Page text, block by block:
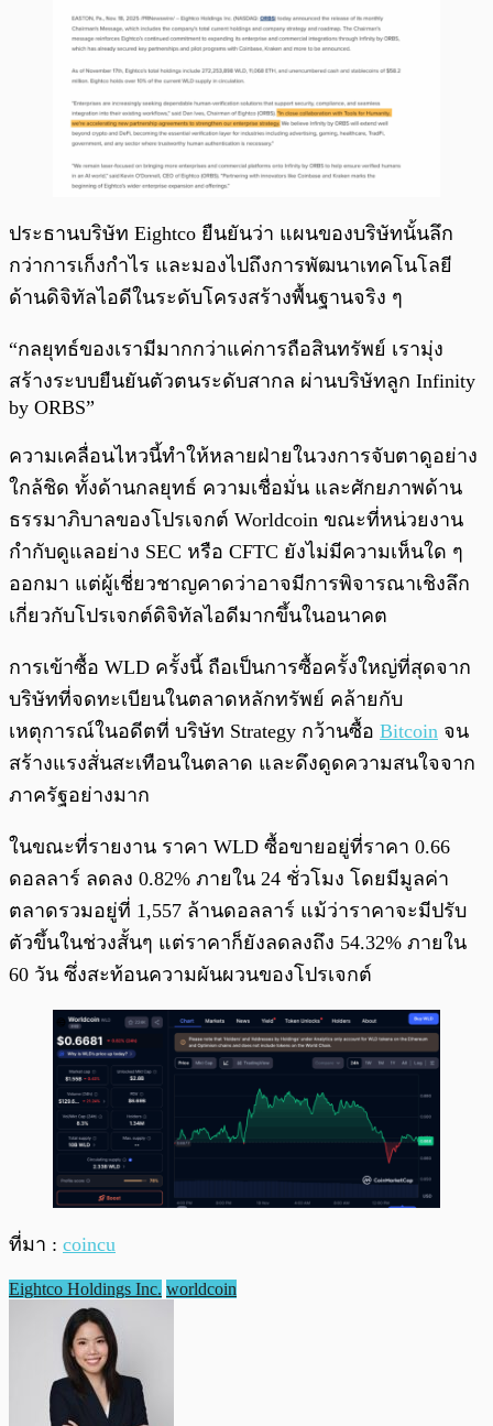
ประธานบริษัท Eightco ยืนยันว่า แผนของบริษัทนั้นลึก
กว่าการเก็งกำไร และมองไปถึงการพัฒนาเทคโนโลยี
ด้านดิจิทัลไอดีในระดับโครงสร้างพื้นฐานจริง ๆ
“กลยุทธ์ของเรามีมากกว่าแค่การถือสินทรัพย์ เรามุ่ง
สร้างระบบยืนยันตัวตนระดับสากล ผ่านบริษัทลูก Infinity
by ORBS”
ความเคลื่อนไหวนี้ทำให้หลายฝ่ายในวงการจับตาดูอย่าง
ใกล้ชิด ทั้งด้านกลยุทธ์ ความเชื่อมั่น และศักยภาพด้าน
ธรรมาภิบาลของโปรเจกต์ Worldcoin ขณะที่หน่วยงาน
กำกับดูแลอย่าง SEC หรือ CFTC ยังไม่มีความเห็นใด ๆ
ออกมา แต่ผู้เชี่ยวชาญคาดว่าอาจมีการพิจารณาเชิงลึก
เกี่ยวกับโปรเจกต์ดิจิทัลไอดีมากขึ้นในอนาคต
การเข้าซื้อ WLD ครั้งนี้ ถือเป็นการซื้อครั้งใหญ่ที่สุดจาก
บริษัทที่จดทะเบียนในตลาดหลักทรัพย์ คล้ายกับ
เหตุการณ์ในอดีตที่ บริษัท Strategy กว้านซื้อ Bitcoin จน
สร้างแรงสั่นสะเทือนในตลาด และดึงดูดความสนใจจาก
ภาครัฐอย่างมาก
ในขณะที่รายงาน ราคา WLD ซื้อขายอยู่ที่ราคา 0.66
ดอลลาร์ ลดลง 0.82% ภายใน 24 ชั่วโมง โดยมีมูลค่า
ตลาดรวมอยู่ที่ 1,557 ล้านดอลลาร์ แม้ว่าราคาจะมีปรับ
ตัวขึ้นในช่วงสั้นๆ แต่ราคาก็ยังลดลงถึง 54.32% ภายใน
60 วัน ซึ่งสะท้อนความผันผวนของโปรเจกต์
ที่มา : coincu
Eightco Holdings Inc. worldcoin